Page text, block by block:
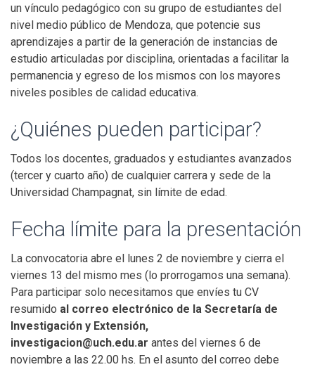
un vínculo pedagógico con su grupo de estudiantes del
nivel medio público de Mendoza, que potencie sus
aprendizajes a partir de la generación de instancias de
estudio articuladas por disciplina, orientadas a facilitar la
permanencia y egreso de los mismos con los mayores
niveles posibles de calidad educativa.
¿Quiénes pueden participar?
Todos los docentes, graduados y estudiantes avanzados
(tercer y cuarto año) de cualquier carrera y sede de la
Universidad Champagnat, sin límite de edad.
Fecha límite para la presentación
La convocatoria abre el lunes 2 de noviembre y cierra el
viernes 13 del mismo mes (lo prorrogamos una semana).
Para participar solo necesitamos que envíes tu CV
resumido al correo electrónico de la Secretaría de
Investigación y Extensión,
investigacion@uch.edu.ar antes del viernes 6 de
noviembre a las 22.00 hs. En el asunto del correo debe